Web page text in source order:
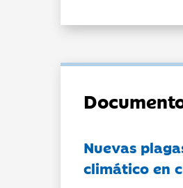
Nuevas
climático en